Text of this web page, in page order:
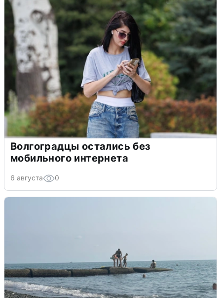
Волгоградцы остались без
мобильного интернета
6 августа 0